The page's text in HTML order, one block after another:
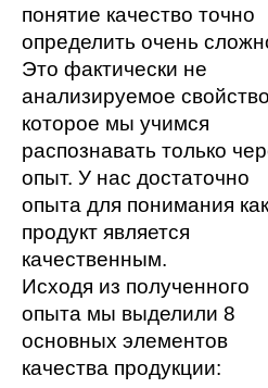
понятие качество точно
определить очень
Это фактически не
анализируемое
которое мы учимся
распознавать только
опыт. У нас достаточно
опыта для понимания
продукт является
качественным.
Исходя из полученного
опыта мы выделили 8
основных элементов
качества продукции: